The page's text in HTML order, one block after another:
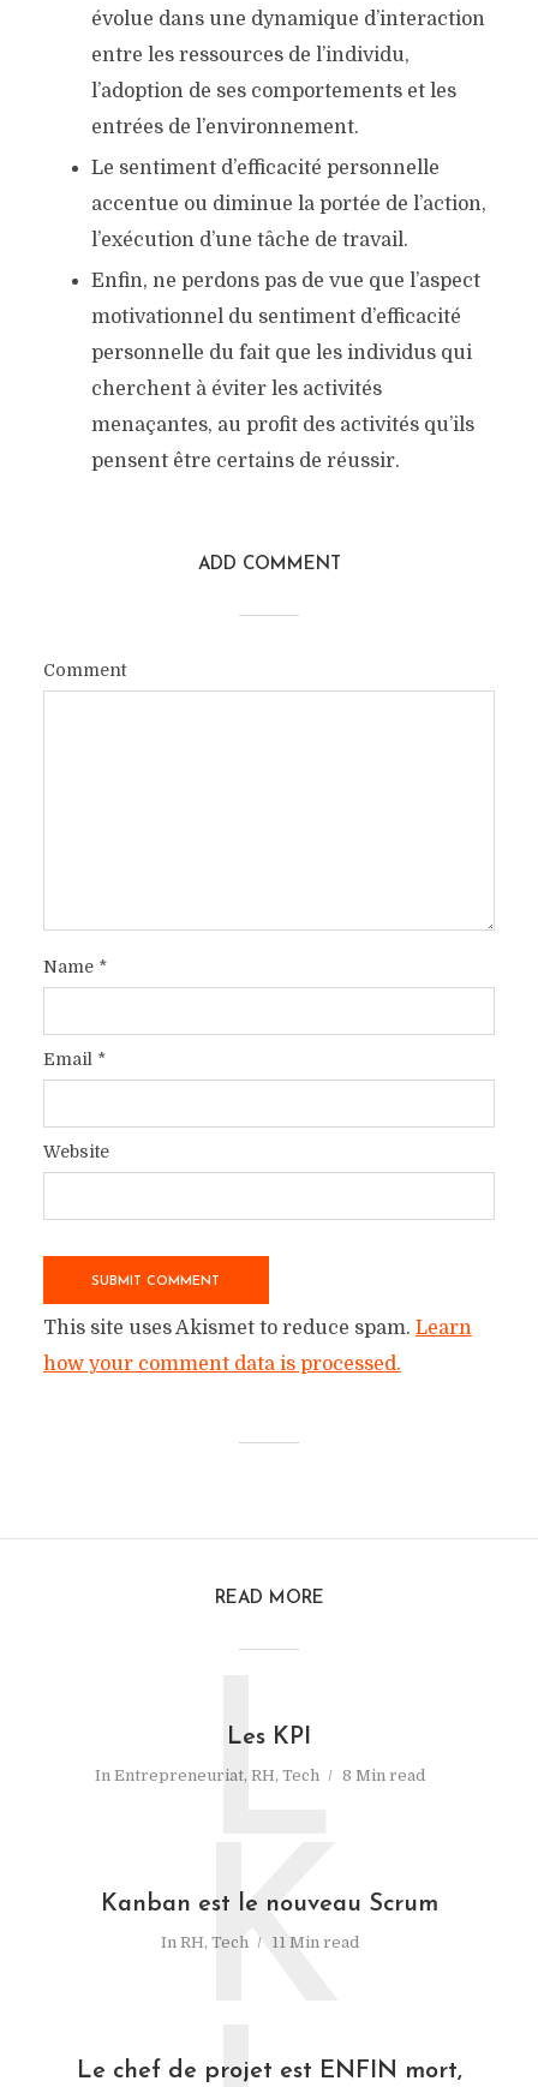
évolue dans une dynamique d’interaction
entre les ressources de l’individu,
l’adoption de ses comportements et les
entrées de l’environnement.
Le sentiment d’efficacité personnelle
accentue ou diminue la portée de l’action,
l’exécution d’une tâche de travail.
Enfin, ne perdons pas de vue que l’aspect
motivationnel du sentiment d’efficacité
personnelle du fait que les individus qui
cherchent à éviter les activités
menaçantes, au profit des activités qu’ils
pensent être certains de réussir.
ADD COMMENT
Comment
Name *
Email *
Website
This site uses Akismet to reduce spam. Learn
how your comment data is processed.
READ MORE
Les KPI
In Entrepreneuriat, RH, Tech 8 Min read
L
Kanban est le nouveau Scrum
In RH, Tech 11 Min read
K
Le chef de projet est ENFIN mort,